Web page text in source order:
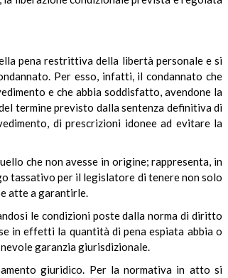
pena restrittiva della libertà personale e si
Per esso, infatti, il condannato che
e che abbia soddisfatto, avendone la
termine previsto dalla sentenza definitiva di
di prescrizioni idonee ad evitare la
che non avesse in origine; rappresenta, in
tassativo per il legislatore di tenere non solo
atte a garantirle.
le condizioni poste dalla norma di diritto
in effetti la quantità di pena espiata abbia o
garanzia giurisdizionale.
giuridico. Per la normativa in atto si